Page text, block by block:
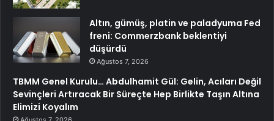
Altın, gümüş, platin ve paladyuma Fed
freni: Commerzbank beklentiyi
düşürdü
Ağustos 7, 2026
TBMM Genel Kurulu… Abdulhamit Gül: Gelin, Acıları Değil
Sevinçleri Artıracak Bir Süreçte Hep Birlikte Taşın Altına
Elimizi Koyalım